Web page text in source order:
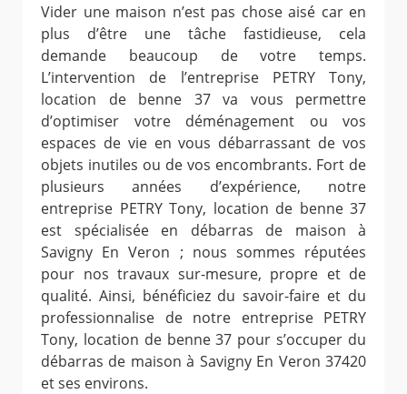
Vider une maison n’est pas chose aisé car en
plus d’être une tâche fastidieuse, cela
demande beaucoup de votre temps.
L’intervention de l’entreprise PETRY Tony,
location de benne 37 va vous permettre
d’optimiser votre déménagement ou vos
espaces de vie en vous débarrassant de vos
objets inutiles ou de vos encombrants. Fort de
plusieurs années d’expérience, notre
entreprise PETRY Tony, location de benne 37
est spécialisée en débarras de maison à
Savigny En Veron ; nous sommes réputées
pour nos travaux sur-mesure, propre et de
qualité. Ainsi, bénéficiez du savoir-faire et du
professionnalise de notre entreprise PETRY
Tony, location de benne 37 pour s’occuper du
débarras de maison à Savigny En Veron 37420
et ses environs.